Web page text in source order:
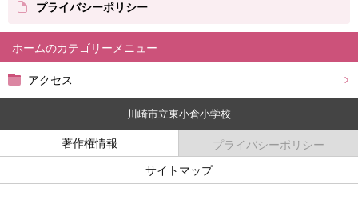
ホーム
アクセス
プライバシーポリシー
川崎市立東小倉小学校
著作権情報
プライバシーポリシー
サイトマップ